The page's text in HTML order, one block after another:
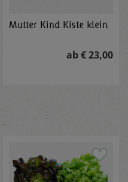
Mutter Kind Kiste klein
ab € 23,00